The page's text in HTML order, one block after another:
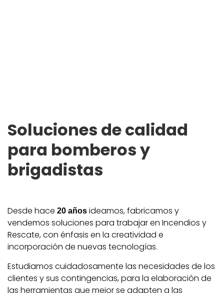
Soluciones de calidad
para bomberos y
brigadistas
Desde hace 20 años ideamos, fabricamos y
vendemos soluciones para trabajar en Incendios y
Rescate, con énfasis en la creatividad e
incorporación de nuevas tecnologías.
Estudiamos cuidadosamente las necesidades de los
clientes y sus contingencias, para la elaboración de
las herramientas que mejor se adapten a las